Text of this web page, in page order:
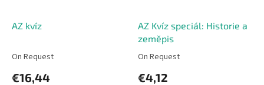
AZ kvíz
On Request
€16,44
AZ Kvíz speciál: Historie a
zeměpis
On Request
€4,12